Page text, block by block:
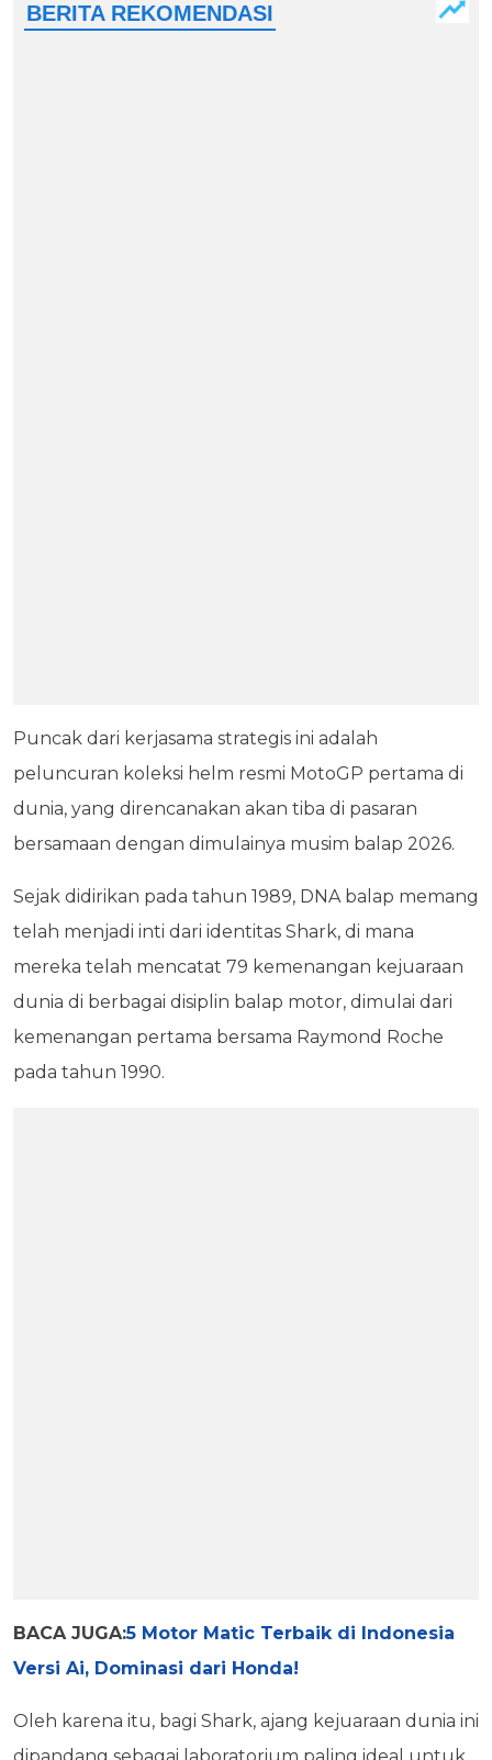
Puncak dari kerjasama strategis ini adalah
peluncuran koleksi helm resmi MotoGP pertama di
dunia, yang direncanakan akan tiba di pasaran
bersamaan dengan dimulainya musim balap 2026.
Sejak didirikan pada tahun 1989, DNA balap memang
telah menjadi inti dari identitas Shark, di mana
mereka telah mencatat 79 kemenangan kejuaraan
dunia di berbagai disiplin balap motor, dimulai dari
kemenangan pertama bersama Raymond Roche
pada tahun 1990.
BACA JUGA:5 Motor Matic Terbaik di Indonesia
Versi Ai, Dominasi dari Honda!
Oleh karena itu, bagi Shark, ajang kejuaraan dunia ini